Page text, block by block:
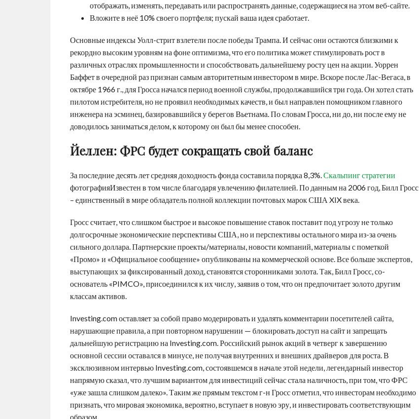
отображать, изменять, передавать или распространять данные, содержащиеся на этом веб-сайте.
Вложите в неё 10% своего портфеля; пускай ваша идея сработает.
Основные индексы Уолл-стрит взлетели после победы Трампа. И сейчас они остаются близкими к
рекордно высоким уровням на фоне оптимизма, что его политика может стимулировать рост в
различных отраслях промышленности и способствовать дальнейшему росту цен на акции. Уоррен
Баффет в очередной раз признан самым авторитетным инвестором в мире. Вскоре после Лас-Вегаса, в
октябре 1966 г., для Гросса начался период военной службы, продолжавшийся три года. Он хотел стать
пилотом истребителя, но не проявил необходимых качеств, и был направлен помощником главного
инженера на эсминец, базировавшийся у берегов Вьетнама. По словам Гросса, ни до, ни после ему не
доводилось заниматься делом, к которому он был бы менее способен.
Йеллен: ФРС будет сокращать свой баланс
За последние десять лет средняя доходность фонда составила порядка 8,3%.Скальпинг стратегии
фотографияИзвестен в том числе благодаря увлечению филателией. По данным на 2006 год, Билл Гросс
– единственный в мире обладатель полной коллекции почтовых марок США XIX века.
Гросс считает, что слишком быстрое и высокое повышение ставок поставит под угрозу не только
долгосрочные экономические перспективы США, но и перспективы остального мира из-за очень
сильного доллара. Партнерские проекты/материалы, новости компаний, материалы с пометкой
«Промо» и «Официальное сообщение» опубликованы на коммерческой основе. Все больше экспертов,
выступающих за фиксированный доход, становятся сторонниками золота. Так, Билл Гросс, со-
основатель «PIMCO», присоединился к их числу, заявив о том, что он предпочитает золото другим
классам активов.
Investing.com оставляет за собой право модерировать и удалять комментарии посетителей сайта,
нарушающие правила, а при повторном нарушении — блокировать доступ на сайт и запрещать
дальнейшую регистрацию на Investing.com. Российский рынок акций в четверг к завершению
основной сессии оставался в минусе, не получая внутренних и внешних драйверов для роста. В
эксклюзивном интервью Investing.com, состоявшемся в начале этой недели, легендарный инвестор
напрямую сказал, что лучшим вариантом для инвестиций сейчас стала наличность, при том, что ФРС
«уже зашла слишком далеко». Таким же прямым текстом г-н Гросс отметил, что инвесторам необходимо
признать, что мировая экономика, вероятно, вступает в новую эру, и инвестировать соответствующим
образом.